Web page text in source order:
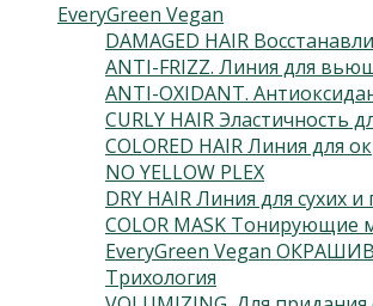
EveryGreen Vegan
DAMAGED HAIR
ANTI-FRIZZ. Линия для
ANTI-OXIDANT.
CURLY HAIR Эластичность
COLORED HAIR Линия для
NO YELLOW PLEX
DRY HAIR Линия для сухих
COLOR MASK Тонирующие
EveryGreen Vegan
Трихология